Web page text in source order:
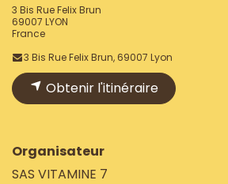
3 Bis Rue Felix Brun
69007 LYON
France
3 Bis Rue Felix Brun, 69007 Lyon
Obtenir l'itinéraire
Organisateur
SAS VITAMINE 7